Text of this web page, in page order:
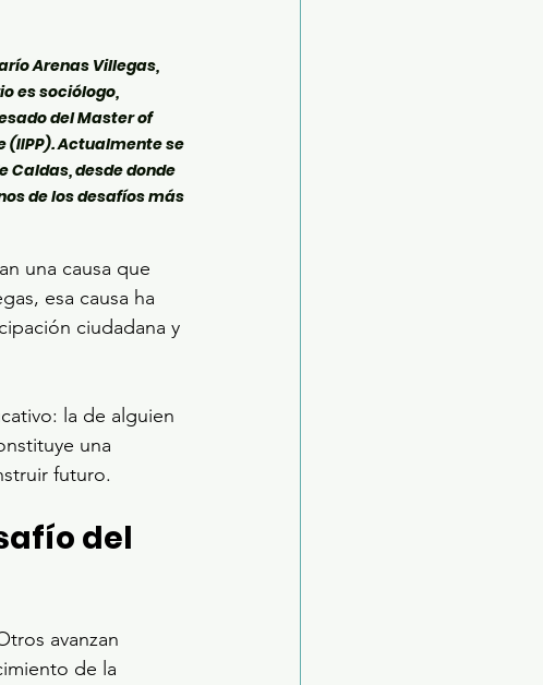
Arenas Villegas,
es sociólogo,
del Master of
(IIPP). Actualmente se
Caldas, desde donde
de los desafíos más
una causa que
esa causa ha
ciudadana y
la de alguien
una
futuro.
del
avanzan
de la